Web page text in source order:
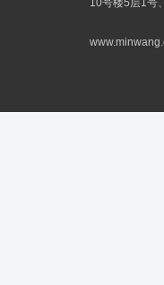
10号楼5层1号